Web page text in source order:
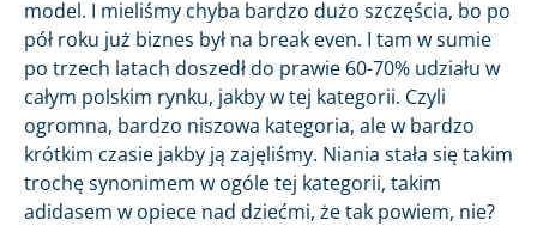
model. I mieliśmy chyba bardzo dużo szczęścia, bo po
pół roku już biznes był na break even. I tam w sumie
po trzech latach doszedł do prawie 60-70% udziału w
całym polskim rynku, jakby w tej kategorii. Czyli
ogromna, bardzo niszowa kategoria, ale w bardzo
krótkim czasie jakby ją zajęliśmy. Niania stała się takim
trochę synonimem w ogóle tej kategorii, takim
adidasem w opiece nad dziećmi, że tak powiem, nie?